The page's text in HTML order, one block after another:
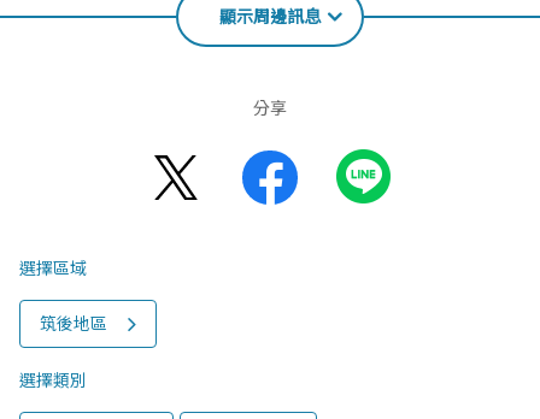
顯示周邊訊息
分享
選擇區域
筑後地區
選擇類別